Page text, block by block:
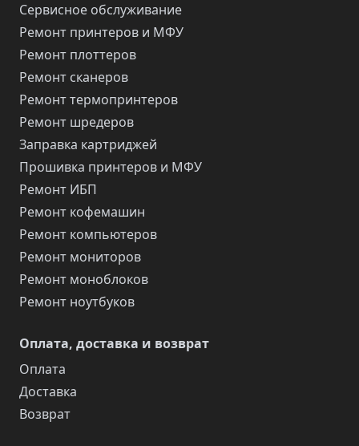
Сервисное обслуживание
Ремонт принтеров и МФУ
Ремонт плоттеров
Ремонт сканеров
Ремонт термопринтеров
Ремонт шредеров
Заправка картриджей
Прошивка принтеров и МФУ
Ремонт ИБП
Ремонт кофемашин
Ремонт компьютеров
Ремонт мониторов
Ремонт моноблоков
Ремонт ноутбуков
Оплата, доставка и возврат
Оплата
Доставка
Возврат